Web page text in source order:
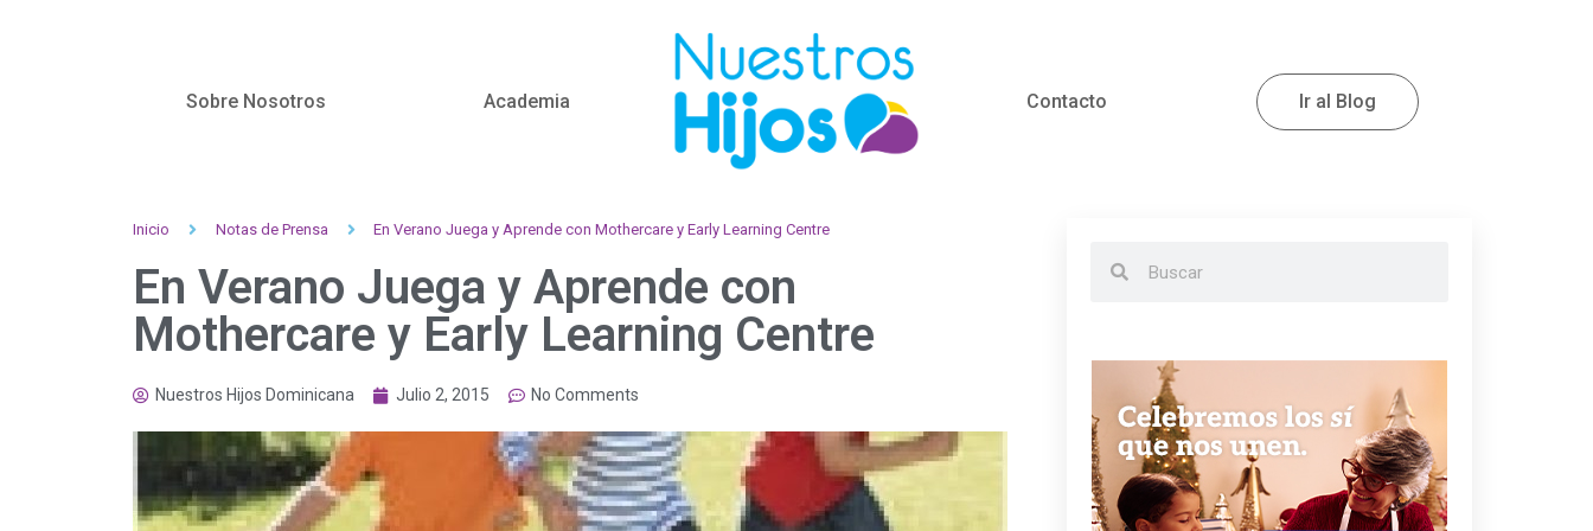
Sobre Nosotros Academia Contacto Ir al Blog
Inicio Notas de Prensa En Verano Juega y Aprende con Mothercare y Early Learning Centre
En Verano Juega y Aprende con
Mothercare y Early Learning Centre
Nuestros Hijos Dominicana Julio 2, 2015 No Comments